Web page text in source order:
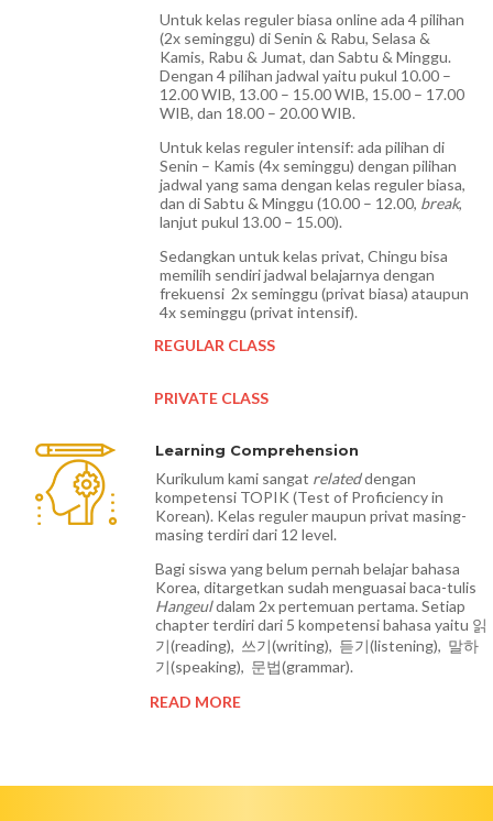
Untuk kelas reguler biasa online ada 4 pilihan
(2x seminggu) di Senin & Rabu, Selasa &
Kamis, Rabu & Jumat, dan Sabtu & Minggu.
Dengan 4 pilihan jadwal yaitu pukul 10.00 –
12.00 WIB, 13.00 – 15.00 WIB, 15.00 – 17.00
WIB, dan 18.00 – 20.00 WIB.
Untuk kelas reguler intensif: ada pilihan di
Senin – Kamis (4x seminggu) dengan pilihan
jadwal yang sama dengan kelas reguler biasa,
dan di Sabtu & Minggu (10.00 – 12.00, break,
lanjut pukul 13.00 – 15.00).
Sedangkan untuk kelas privat, Chingu bisa
memilih sendiri jadwal belajarnya dengan
frekuensi 2x seminggu (privat biasa) ataupun
4x seminggu (privat intensif).
REGULAR CLASS
PRIVATE CLASS
Learning Comprehension
Kurikulum kami sangat relateddengan
kompetensi TOPIK (Test of Proficiency in
Korean). Kelas reguler maupun privat masing-
masing terdiri dari 12 level.
Bagi siswa yang belum pernah belajar bahasa
Korea, ditargetkan sudah menguasai baca-tulis
Hangeuldalam 2x pertemuan pertama. Setiap
chapter terdiri dari 5 kompetensi bahasa yaitu 읽
기(reading), 쓰기(writing), 듣기(listening), 말하
기(speaking), 문법(grammar).
READ MORE